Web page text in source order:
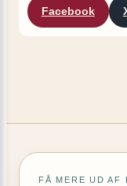
Facebook
FÅ MERE UD